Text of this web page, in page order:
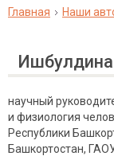
Главная Наши
научный
и физиология
Республики
Башкортостан,